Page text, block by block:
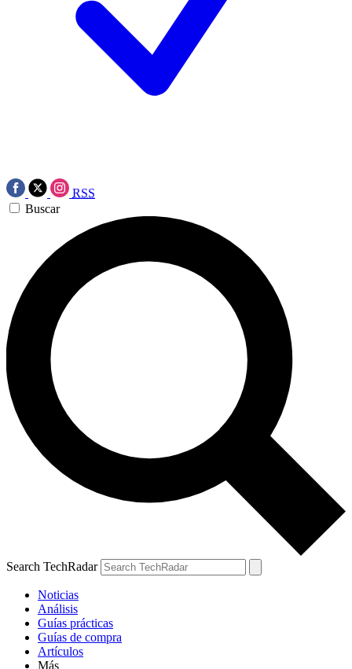
RSS
Buscar
Search TechRadar
Noticias
Análisis
Guías prácticas
Guías de compra
Artículos
Más